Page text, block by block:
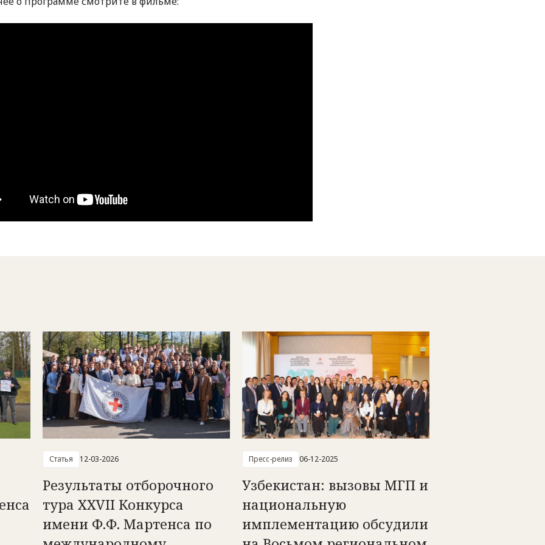
Статья 12-03-2026
Результаты отборочного
тура ХХVII Конкурса
имени Ф.Ф. Мартенса по
Пресс-релиз 06-12-2025
Узбекистан: вызовы МГП и
национальную
имплементацию обсудили